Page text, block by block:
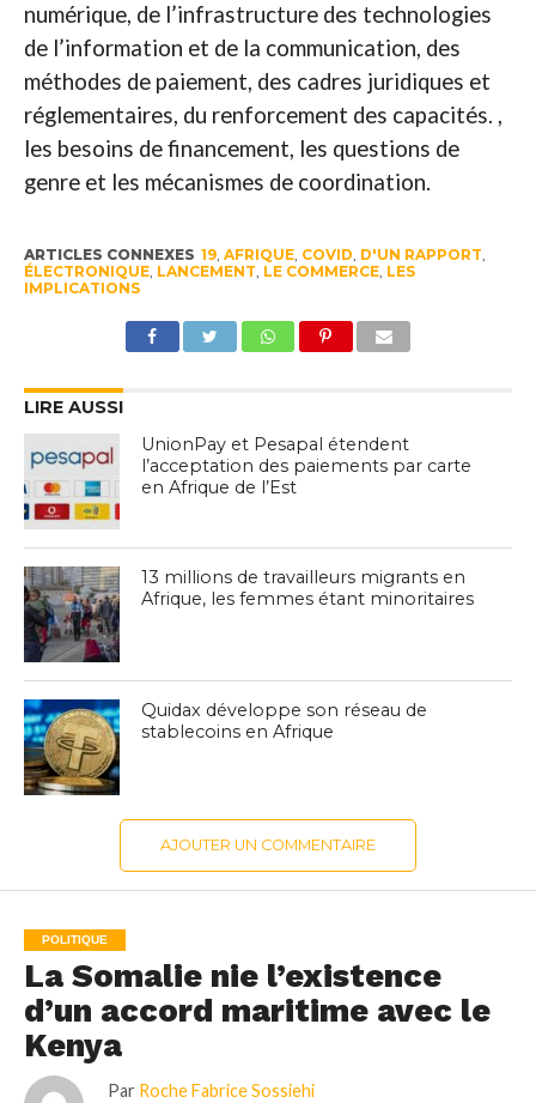
numérique, de l’infrastructure des technologies
de l’information et de la communication, des
méthodes de paiement, des cadres juridiques et
réglementaires, du renforcement des capacités. ,
les besoins de financement, les questions de
genre et les mécanismes de coordination.
ARTICLES CONNEXES 19, AFRIQUE, COVID, D'UN RAPPORT,
ÉLECTRONIQUE, LANCEMENT, LE COMMERCE, LES
IMPLICATIONS
LIRE AUSSI
UnionPay et Pesapal étendent
l’acceptation des paiements par carte
en Afrique de l’Est
13 millions de travailleurs migrants en
Afrique, les femmes étant minoritaires
Quidax développe son réseau de
stablecoins en Afrique
AJOUTER UN COMMENTAIRE
POLITIQUE
La Somalie nie l’existence
d’un accord maritime avec le
Kenya
Par Roche Fabrice Sossiehi